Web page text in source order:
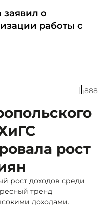
заявил о
работы с
888
рост
рост доходов среди
тренд
доходами.